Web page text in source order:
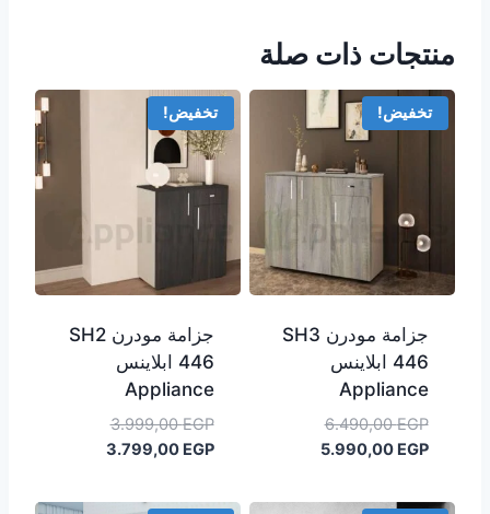
منتجات ذات صلة
تخفيض!
جزامة مودرن SH3
446 ابلاينس
Appliance
6.490,00EGP
السعر
الأصلي
6.490,00 EGP.
5.990,00 EGP
هو:
تخفيض!
جزامة مودرن SH2
446 ابلاينس
Appliance
3.999,00EGP
السعر
الأصلي
3.999,00 EGP.
3.799,00 EGP
السعر
هو: